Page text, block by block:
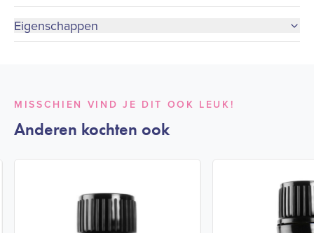
Eigenschappen
MISSCHIEN VIND JE DIT OOK LEUK!
Anderen kochten ook